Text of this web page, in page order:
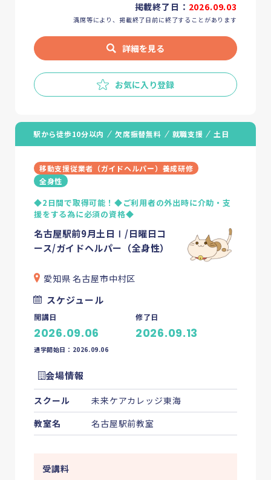
掲載終了日： 2026.09.03
満席等により、掲載終了日前に終了することがあります
詳細を見る
お気に入り登録
駅から徒歩10分以内 欠席振替無料 就職支援 土日
移動支援従業者（ガイドヘルパー）養成研修
全身性
◆2日間で取得可能！◆ご利用者の外出時に介助・支
援をする為に必須の資格◆
名古屋駅前9月土日Ⅰ/日曜日コ
ース/ガイドヘルパー（全身性）
愛知県 名古屋市中村区
スケジュール
開講日
2026.09.06
修了日
2026.09.13
通学開始日：2026.09.06
会場情報
スクール
未来ケアカレッジ東海
教室名
名古屋駅前教室
受講料